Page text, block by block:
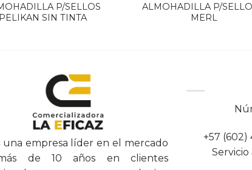
P/SELLOS
PELIKAN SIN TINTA
ALMOHADILLA P/
MERL
una empresa líder en el mercado
de 10 años en clientes
+57 (602)
Servicio